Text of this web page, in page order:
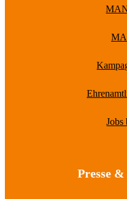
Presse